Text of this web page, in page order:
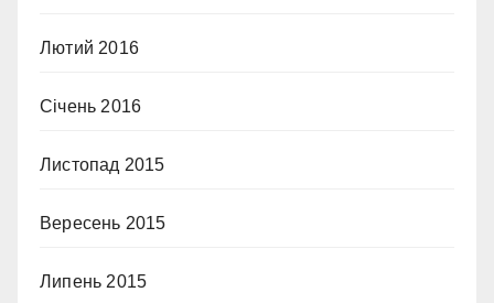
Лютий 2016
Січень 2016
Листопад 2015
Вересень 2015
Липень 2015